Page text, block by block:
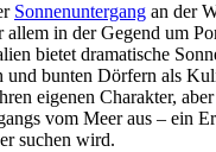
Sonnenuntergang an der
allem in der Gegend um
bietet dramatische
bunten Dörfern als
eigenen Charakter,
vom Meer aus – ein
suchen wird.